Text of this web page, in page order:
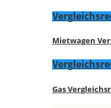
Mietwagen
Gas